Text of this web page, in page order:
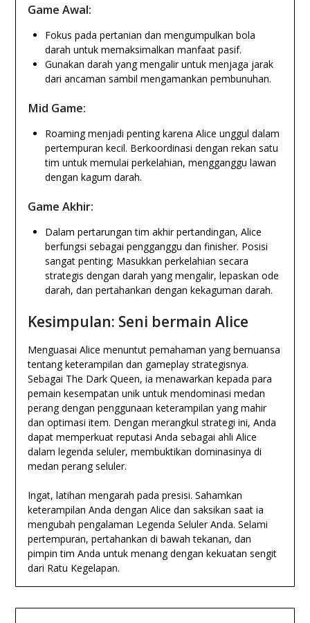
Game Awal:
Fokus pada pertanian dan mengumpulkan bola
darah untuk memaksimalkan manfaat pasif.
Gunakan darah yang mengalir untuk menjaga jarak
dari ancaman sambil mengamankan pembunuhan.
Mid Game:
Roaming menjadi penting karena Alice unggul dalam
pertempuran kecil. Berkoordinasi dengan rekan satu
tim untuk memulai perkelahian, mengganggu lawan
dengan kagum darah.
Game Akhir:
Dalam pertarungan tim akhir pertandingan, Alice
berfungsi sebagai pengganggu dan finisher. Posisi
sangat penting; Masukkan perkelahian secara
strategis dengan darah yang mengalir, lepaskan ode
darah, dan pertahankan dengan kekaguman darah.
Kesimpulan: Seni bermain Alice
Menguasai Alice menuntut pemahaman yang bernuansa
tentang keterampilan dan gameplay strategisnya.
Sebagai The Dark Queen, ia menawarkan kepada para
pemain kesempatan unik untuk mendominasi medan
perang dengan penggunaan keterampilan yang mahir
dan optimasi item. Dengan merangkul strategi ini, Anda
dapat memperkuat reputasi Anda sebagai ahli Alice
dalam legenda seluler, membuktikan dominasinya di
medan perang seluler.
Ingat, latihan mengarah pada presisi. Sahamkan
keterampilan Anda dengan Alice dan saksikan saat ia
mengubah pengalaman Legenda Seluler Anda. Selami
pertempuran, pertahankan di bawah tekanan, dan
pimpin tim Anda untuk menang dengan kekuatan sengit
dari Ratu Kegelapan.